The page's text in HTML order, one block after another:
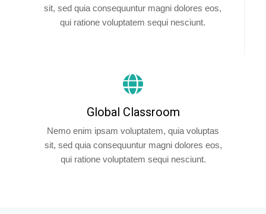
sit, sed quia consequuntur magni dolores eos,
qui ratione voluptatem sequi nesciunt.
Global Classroom
Nemo enim ipsam voluptatem, quia voluptas
sit, sed quia consequuntur magni dolores eos,
qui ratione voluptatem sequi nesciunt.